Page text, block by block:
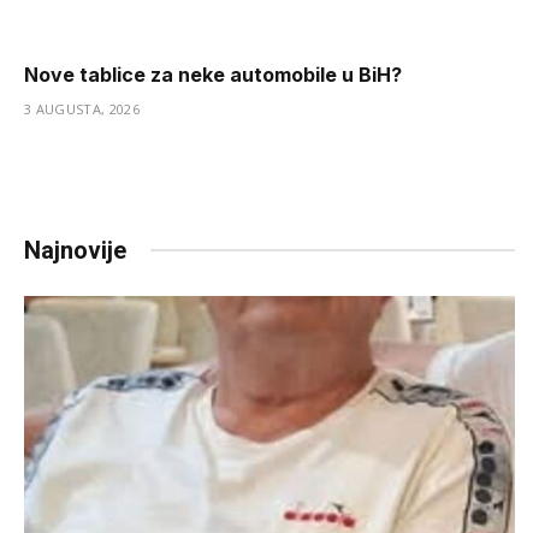
Nove tablice za neke automobile u BiH?
3 AUGUSTA, 2026
Najnovije